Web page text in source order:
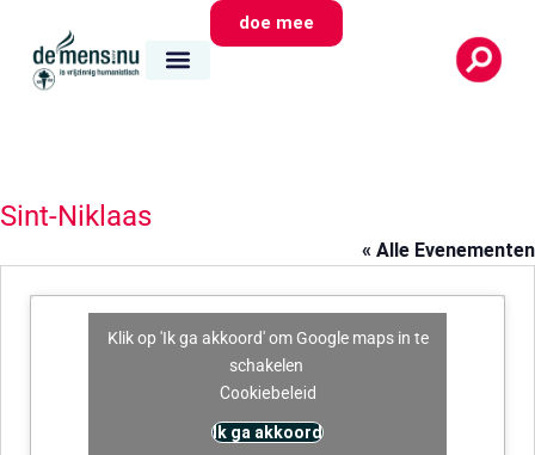
doe mee
Sint-Niklaas
« Alle Evenementen
Klik op 'Ik ga akkoord' om Google maps in te
schakelen
Cookiebeleid
Ik ga akkoord